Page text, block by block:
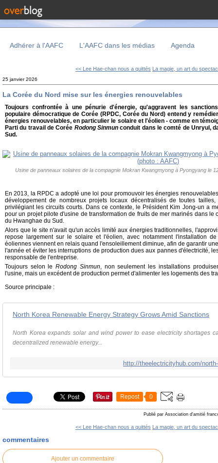
Adhérer à l'AAFC L'AAFC dans les médias Agenda
<< Lee Hae-chan nous a quittés La magie, un art du
25 janvier 2026
La Corée du Nord mise sur les énergies renouvelables
Toujours confrontée à une pénurie d'énergie, qu'aggravent les
populaire démocratique de Corée (RPDC, Corée du Nord) entend y
énergies renouvelables, en particulier le solaire et l'éolien - comme en
Parti du travail de Corée Rodong Sinmunconduit dans le comté de Unryul,
Sud.
Usine de panneaux solaires de la compagnie Mokran Kwangmyong à Pyongyang le
En 2013, la RPDC a adopté une loi pour promouvoir les énergies
développement de nombreux projets locaux décentralisés de toutes
privilégiant les circuits courts. Dans ce contexte, le Président Kim Jong-un a
pour un projet pilote d'usine de transformation de fruits de mer marinés dans le
du Hwanghae du Sud.
Alors que le site n'avait qu'un accès limité aux énergies traditionnelles,
repose largement sur le solaire et l'éolien, avec notamment l'installation
éoliennes viennent en relais quand l'ensoleillement diminue, afin de garantir
l'année et éviter les interruptions de production dues aux pannes d'électricité,
responsable de l'entreprise.
Toujours selon leRodong Sinmun, non seulement les installations
l'usine, mais un excédent de production permet d'alimenter les logements des
Source principale :
North Korea Renewable Energy Strategy Grows Amid Sanctions
North Korea expands solar and wind power to ease electricity shortages
decentralized renewable energy...
http://theelectricityhub.com/
Repost 0
Publié par Association d'amitié
<< Lee Hae-chan nous a quittés La magie, un art du
commentaires
Ajouter un commentaire